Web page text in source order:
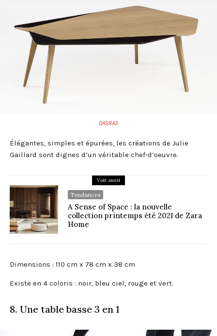
DASRAS
Élégantes, simples et épurées, les créations de Julie
Gaillard sont dignes d’un véritable chef-d’oeuvre.
Voir aussi
Tendances
A Sense of Space : la nouvelle
collection printemps été 2021 de Zara
Home
Dimensions : 110 cm x 78 cm x 38 cm
Existe en 4 coloris : noir, bleu ciel, rouge et vert.
8. Une table basse 3 en 1